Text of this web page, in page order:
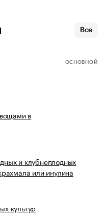
Все
ОСНОВНОЙ
в
и клубнеплодных
или инулина
культур